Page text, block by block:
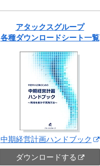
アタックスグループ
各種ダウンロードシート一覧
中期経営計画ハンドブック
ダウンロードする